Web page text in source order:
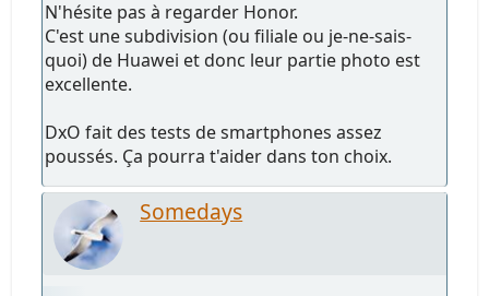
N'hésite pas à regarder Honor.
C'est une subdivision (ou filiale ou je-ne-sais-
quoi) de Huawei et donc leur partie photo est
excellente.
DxO fait des tests de smartphones assez
poussés. Ça pourra t'aider dans ton choix.
Somedays